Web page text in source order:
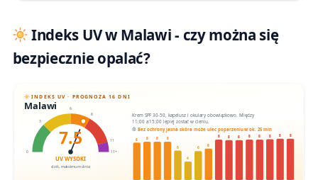
Indeks UV w Malawi - czy można się
bezpiecznie opalać?
INDEKS UV · PROGNOZA 16 DNI
Malawi
0
3
6
8
11
11+
7.5
UV WYSOKI
dziś, maksimum dnia
Krem SPF 30-50, kapelusz i okulary obowiązkowo. Między
11:00 a 15:00 lepiej zostać w cieniu.
Bez ochrony jasna skóra może ulec poparzeniu w ok. 25 min
8 8 8 8
6
4
6
6
8 8 8 8 8 8 8 8